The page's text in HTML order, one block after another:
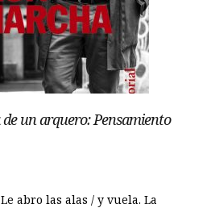
un arquero: Pensamiento
abro las alas / y vuela. La